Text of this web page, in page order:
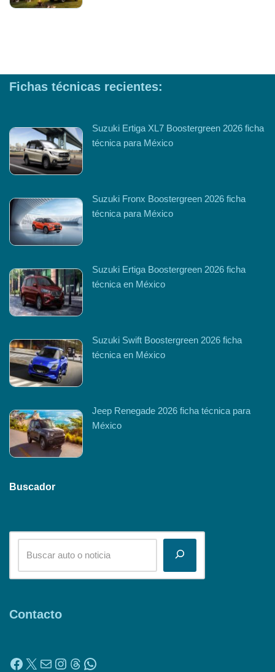
Fichas técnicas recientes:
Suzuki Ertiga XL7 Boostergreen 2026 ficha
técnica para México
Suzuki Fronx Boostergreen 2026 ficha
técnica para México
Suzuki Ertiga Boostergreen 2026 ficha
técnica en México
Suzuki Swift Boostergreen 2026 ficha
técnica en México
Jeep Renegade 2026 ficha técnica para
México
Buscador
Contacto